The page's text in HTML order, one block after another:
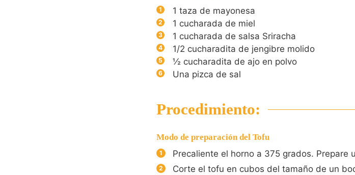
1 taza de mayonesa
1 cucharada de miel
1 cucharada de salsa Sriracha
1/2 cucharadita de jengibre molido
½ cucharadita de ajo en polvo
Una pizca de sal
Procedimiento:
Modo de preparación del Tofu
Precaliente el horno a 375 grados. Prepare
Corte el tofu en cubos del tamaño de un